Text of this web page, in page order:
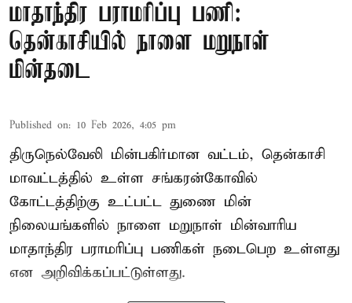
மாதாந்திர பராமரிப்பு பணி:
தென்காசியில் நாளை மறுநாள்
மின்தடை
Published on: 10 Feb 2026, 4:05 pm
திருநெல்வேலி மின்பகிர்மான வட்டம், தென்காசி
மாவட்டத்தில் உள்ள சங்கரன்கோவில்
கோட்டத்திற்கு உட்பட்ட துணை மின்
நிலையங்களில் நாளை மறுநாள் மின்வாரிய
மாதாந்திர பராமரிப்பு பணிகள் நடைபெற உள்ளது
என அறிவிக்கப்பட்டுள்ளது.